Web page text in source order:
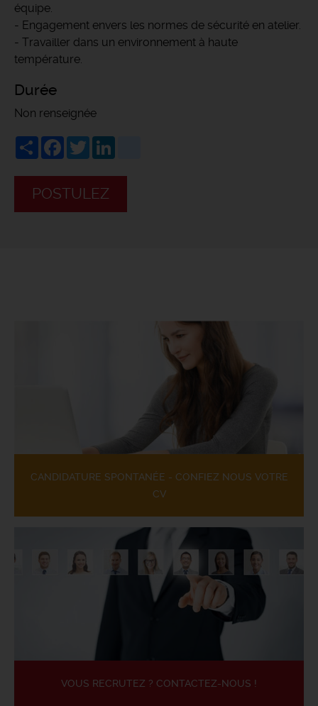
équipe.
- Engagement envers les normes de sécurité en atelier.
- Travailler dans un environnement à haute
température.
Durée
Non renseignée
ShareFacebook
Twitter
POSTULEZ
CANDIDATURE SPONTANÉE - CONFIEZ NOUS VOTRE
CV
VOUS RECRUTEZ ? CONTACTEZ-NOUS !